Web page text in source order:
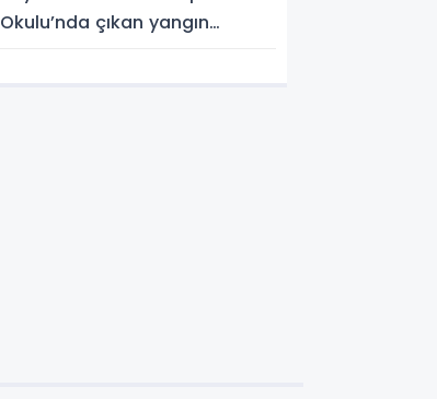
Okulu’nda çıkan yangın